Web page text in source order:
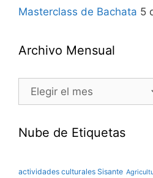
Masterclass de Bachata 5
Archivo Mensual
Nube de Etiquetas
actividades culturales Sisante